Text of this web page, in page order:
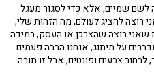
שמיים, אלא כדי לסגור מעגל
רוצה להציג לעולם, מה הזהות שלי,
רוצה שהצרכן או העסק, במידה
על מיתוג, אנחנו הרבה פעמים
צבעים ופונטים, אבל זו תורה